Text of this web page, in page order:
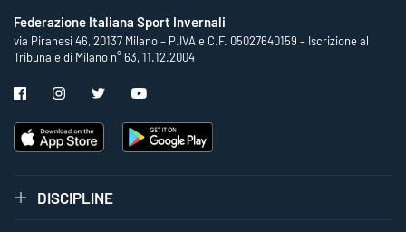
Federazione Italiana Sport Invernali
via Piranesi 46, 20137 Milano – P.IVA e C.F. 05027640159 – Iscrizione al
Tribunale di Milano n° 63, 11.12.2004
DISCIPLINE